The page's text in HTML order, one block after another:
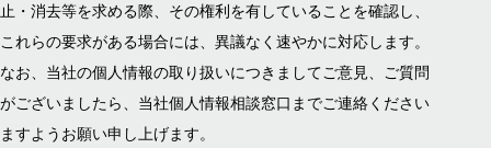
止・消去等を求める際、その権利を有していることを確認し、
これらの要求がある場合には、異議なく速やかに対応します。
なお、当社の個人情報の取り扱いにつきましてご意見、ご質問
がございましたら、当社個人情報相談窓口までご連絡ください
ますようお願い申し上げます。